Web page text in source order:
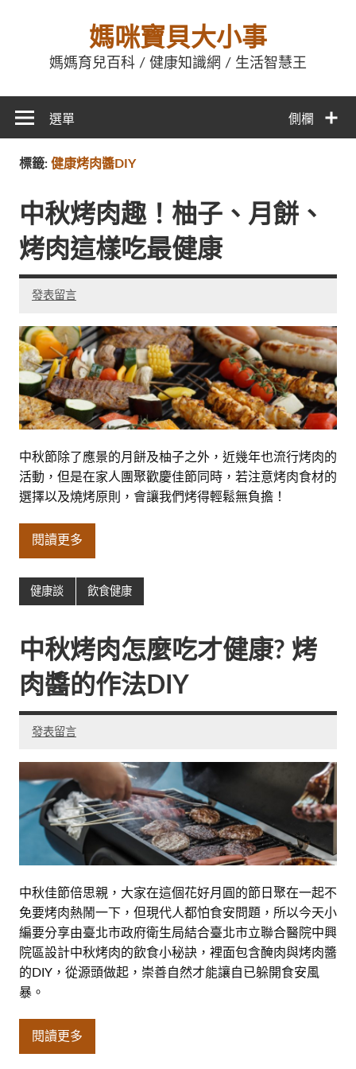
媽咪寶貝大小事
媽媽育兒百科 / 健康知識網 / 生活智慧王
側欄
選單
標籤: 健康烤肉醬DIY
中秋烤肉趣！柚子、月餅、
烤肉這樣吃最健康
發表留言
中秋節除了應景的月餅及柚子之外，近幾年也流行烤肉的
活動，但是在家人團聚歡慶佳節同時，若注意烤肉食材的
選擇以及燒烤原則，會讓我們烤得輕鬆無負擔！
閱讀更多
健康談 飲食健康
中秋烤肉怎麼吃才健康? 烤
肉醬的作法DIY
發表留言
中秋佳節倍思親，大家在這個花好月圓的節日聚在一起不
免要烤肉熱鬧一下，但現代人都怕食安問題，所以今天小
編要分享由臺北市政府衛生局結合臺北市立聯合醫院中興
院區設計中秋烤肉的飲食小秘訣，裡面包含醃肉與烤肉醬
的DIY，從源頭做起，崇善自然才能讓自已躲開食安風
暴。
閱讀更多